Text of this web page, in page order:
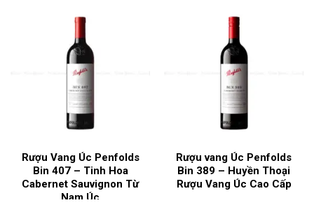
Rượu Vang Úc Penfolds
Bin 407 – Tinh Hoa
Cabernet Sauvignon Từ
Nam Úc
Rượu vang Úc Penfolds
Bin 389 – Huyền Thoại
Rượu Vang Úc Cao Cấp